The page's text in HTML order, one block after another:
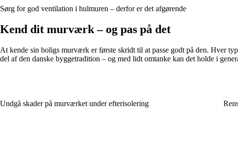
Sørg for god ventilation i hulmuren – derfor er det afgørende
Kend dit murværk – og pas på det
At kende sin boligs murværk er første skridt til at passe godt på den. Hver
del af den danske byggetradition – og med lidt omtanke kan det holde i
Undgå skader på murværket under efterisolering